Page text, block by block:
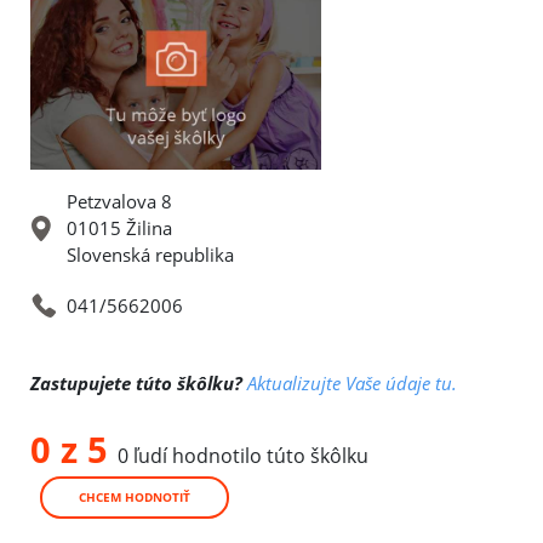
Petzvalova 8
01015 Žilina
Slovenská republika
041/5662006
Zastupujete túto škôlku? Aktualizujte Vaše údaje tu.
0 z 5 0 ľudí hodnotilo túto škôlku
CHCEM HODNOTIŤ